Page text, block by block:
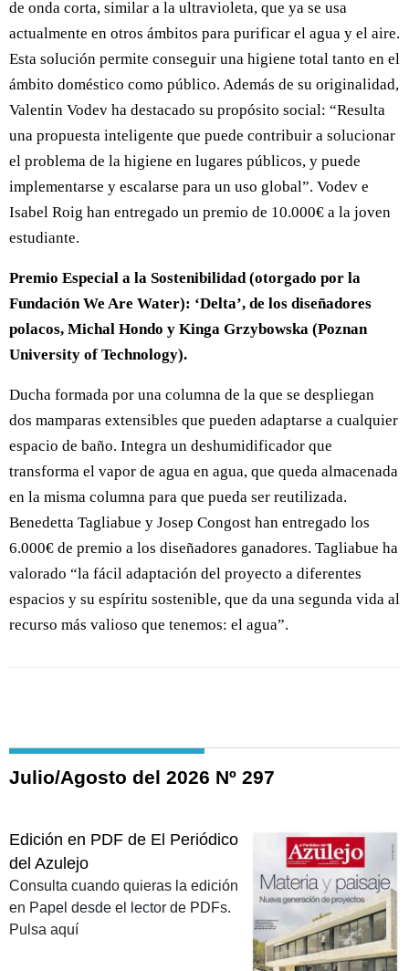
de onda corta, similar a la ultravioleta, que ya se usa
actualmente en otros ámbitos para purificar el agua y el aire.
Esta solución permite conseguir una higiene total tanto en el
ámbito doméstico como público. Además de su originalidad,
Valentin Vodev ha destacado su propósito social: “Resulta
una propuesta inteligente que puede contribuir a solucionar
el problema de la higiene en lugares públicos, y puede
implementarse y escalarse para un uso global”. Vodev e
Isabel Roig han entregado un premio de 10.000€ a la joven
estudiante.
Premio Especial a la Sostenibilidad (otorgado por la
Fundación We Are Water): ‘Delta’, de los diseñadores
polacos, Michal Hondo y Kinga Grzybowska (Poznan
University of Technology).
Ducha formada por una columna de la que se despliegan
dos mamparas extensibles que pueden adaptarse a cualquier
espacio de baño. Integra un deshumidificador que
transforma el vapor de agua en agua, que queda almacenada
en la misma columna para que pueda ser reutilizada.
Benedetta Tagliabue y Josep Congost han entregado los
6.000€ de premio a los diseñadores ganadores. Tagliabue ha
valorado “la fácil adaptación del proyecto a diferentes
espacios y su espíritu sostenible, que da una segunda vida al
recurso más valioso que tenemos: el agua”.
Julio/Agosto del 2026 Nº 297
Edición en PDF de El Periódico
del Azulejo
Consulta cuando quieras la edición
en Papel desde el lector de PDFs.
Pulsa aquí